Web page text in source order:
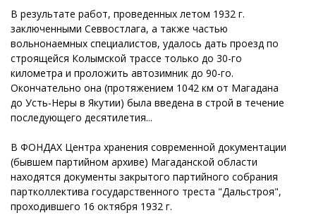
В результате работ, проведенных летом 1932 г.
заключенными Севвостлага, а также частью
вольнонаемных специалистов, удалось дать проезд по
строящейся Колымской трассе только до 30-го
километра и проложить автозимник до 90-го.
Окончательно она (протяжением 1042 км от Магадана
до Усть-Неры в Якутии) была введена в строй в течение
последующего десятилетия...
В ФОНДАХ Центра хранения современной документации
(бывшем партийном архиве) Магаданской области
находятся документы закрытого партийного собрания
партколлектива государственного треста "Дальстроя",
проходившего 16 октября 1932 г.